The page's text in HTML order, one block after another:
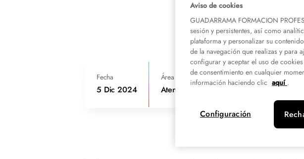
Fecha
5 Dic 2024
Área de conocimiento
Atención al paciente
Aviso de cookies
GUADARRAMA FORMACION
sesión y persistentes, así como
plataforma y personalizar su
de la navegación que realizas y para
configurar y aceptar el uso de
de consentimiento en cualquier
información haciendo clic aquí .
Configuración